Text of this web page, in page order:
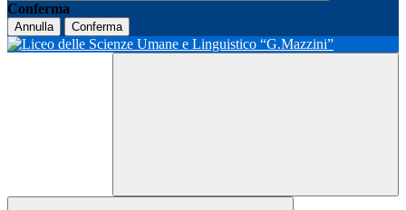
Conferma
Annulla Conferma